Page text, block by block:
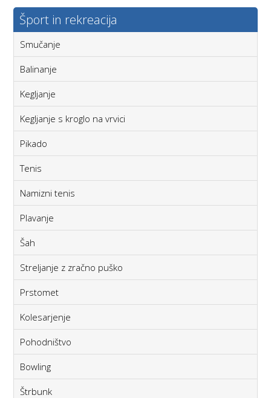
Šport in rekreacija
Smučanje
Balinanje
Kegljanje
Kegljanje s kroglo na vrvici
Pikado
Tenis
Namizni tenis
Plavanje
Šah
Streljanje z zračno puško
Prstomet
Kolesarjenje
Pohodništvo
Bowling
Štrbunk